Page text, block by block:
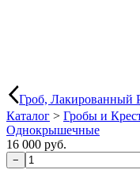
Гроб, Лакированный
Каталог > Гробы и
Однокрышечные
16 000 руб.